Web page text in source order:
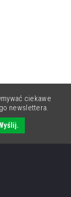
ciekawe
newslettera.